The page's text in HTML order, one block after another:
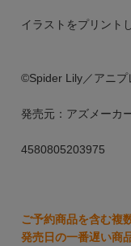
イラストをプリント
©Spider Lily／アニプ
発売元：アズメーカ
4580805203975
ご予約商品を含む複
発売日の一番遅い商